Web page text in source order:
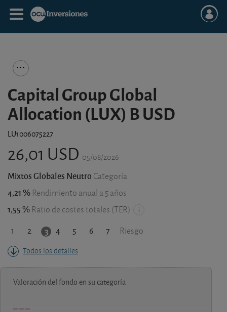
Capital Group Global
Allocation (LUX) B USD
LU1006075227
26,01 USD 05/08/2026
Mixtos Globales Neutro Categoría
4,21 % Rendimiento anual a 5 años
1,55 % Ratio de costes totales (TER)
1 2 3 4 5 6 7 Riesgo
Todos los detalles
Valoración del fondo en su categoría